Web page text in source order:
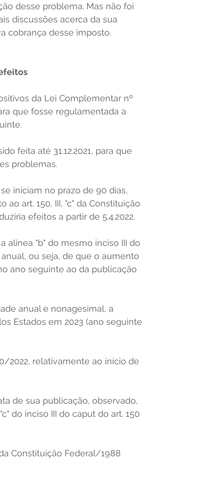
desse problema. Mas não foi
discussões acerca da sua
cobrança desse imposto.
da Lei Complementar nº
que fosse regulamentada a
feita até 31.12.2021, para que
problemas.
iniciam no prazo de 90 dias,
art. 150, III, "c" da Constituição
efeitos a partir de 5.4.2022.
alínea "b" do mesmo inciso III do
ou seja, de que o aumento
ano seguinte ao da publicação
anual e nonagesimal, a
Estados em 2023 (ano seguinte
2022, relativamente ao início de
de sua publicação, observado,
do inciso III do caput do art. 150
Constituição Federal/1988